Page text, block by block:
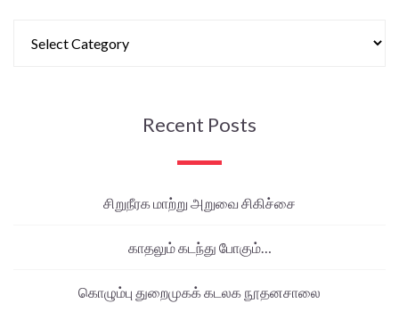
Recent Posts
சிறுநீரக மாற்று அறுவை சிகிச்சை
காதலும் கடந்து போகும்…
கொழும்பு துறைமுகக் கடலக நூதனசாலை